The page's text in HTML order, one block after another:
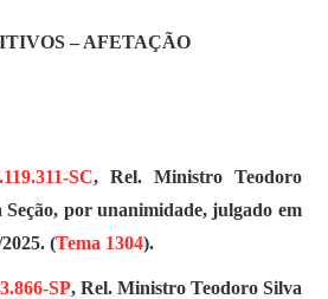
– AFETAÇÃO
SC, Rel. Ministro Teodoro
por unanimidade, julgado em
(Tema 1304).
SP, Rel. Ministro Teodoro Silva